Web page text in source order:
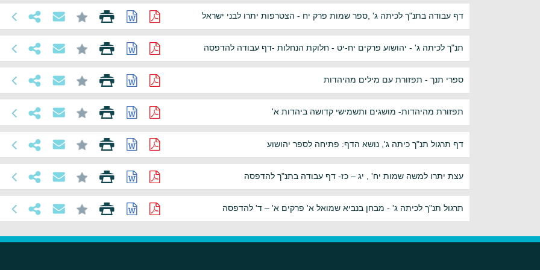
דף עבודה בתנ"ך לכיתה ג' ,ספר שמות פרק יח - הצטרפות יתרו לבני ישראל
תנ"ך לכיתה ג' - יהושוע פרקים יח-יט - חלוקת הנחלות -דף עבודה להדפסה
ספרי תנך - תפזורת עם מילים מהיהדות
תפזורת מהיהדות- מושגים ותשמישי קדושה ביהדות א'
דף תרגול תנ"ך כיתה ג', נושא הדף: פתיחה לספר יהושוע
עצת יתרו למשה שמות יח' , יג – כז- דף עבודה בתנ"ך להדפסה
תרגול תנ"ך לכיתה ג' - מבחן בנביא שמואל א' פרקים א' – ד' להדפסה